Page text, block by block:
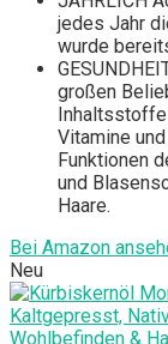
jedes Jahr
wurde
großen
Vitamine
Funktionen
und
Haare.
Bei Amazon
Neu